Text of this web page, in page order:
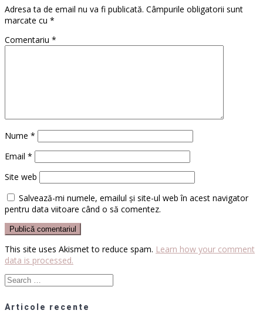
articole
Adresa ta de email nu va fi publicată. Câmpurile obligatorii sunt
marcate cu *
Comentariu *
Nume *
Email *
Site web
Salvează-mi numele, emailul și site-ul web în acest navigator
pentru data viitoare când o să comentez.
This site uses Akismet to reduce spam. Learn how your comment
data is processed.
Search
for:
Articole recente